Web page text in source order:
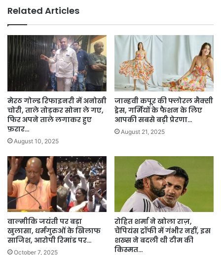
Related Articles
मेरठ गोल्ड रिफाइनरी में अनोखी
चोरी, ताले तोड़कर सोना ले गए,
फिर अपने ताले लगाकर हुए
फ़रार…
August 10, 2025
जान्हवी कपूर की फ्लोरल मैक्सी
ड्रेस, गर्मियों के फैशन के लिए
आपकी सबसे बड़ी प्रेरणा…
August 21, 2025
वाल्मीकि जयंती पर बड़ा
खुलासा, धर्मगुरुओं के खिलाफ
साजिश, आरोपी रिमांड पर…
October 7, 2025
रोहित शर्मा ने खोला राज़,
चैंपियंस ट्रॉफी में गंभीर नहीं, इस
शख्स ने बदली थी टीम की
किस्मत…